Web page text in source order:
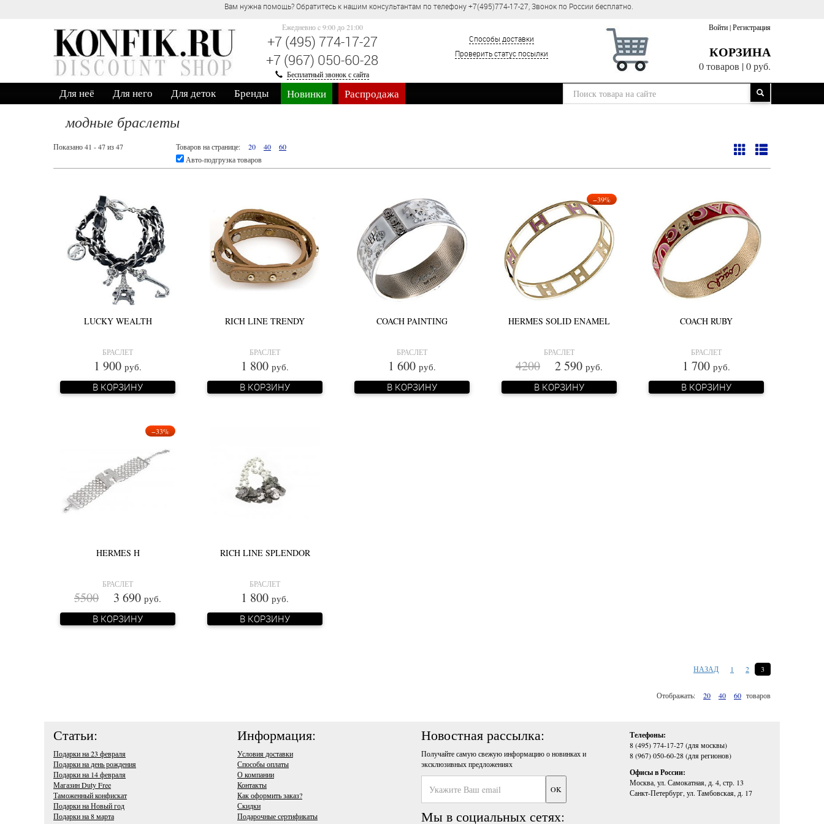
Вам нужна помощь? Обратитесь к нашим консультантам по телефону +7(495)774-17-27, Звонок по России бесплатно.
Ежедневно c 9:00 до 21:00
+7 (495) 774-17-27
+7 (967) 050-60-28
Бесплатный звонок с сайта
Способы доставки
Проверить статус посылки
Войти|Регистрация
КОРЗИНА
0 товаров |0 руб.
Для неё Для него Для деток Бренды Новинки Распродажа
модные браслеты
Показано 41 - 47 из 47 Товаров на странице: 20 40
60
Авто-подгрузка товаров
LUCKY WEALTH
БРАСЛЕТ
1 900 руб.
В КОРЗИНУ
RICH LINE TRENDY
БРАСЛЕТ
1 800 руб.
В КОРЗИНУ
COACH PAINTING
БРАСЛЕТ
1 600 руб.
В КОРЗИНУ
−39%
HERMES SOLID ENAMEL
БРАСЛЕТ
4200 2 590 руб.
В КОРЗИНУ
COACH RUBY
БРАСЛЕТ
1 700 руб.
В КОРЗИНУ
−33%
HERMES H
БРАСЛЕТ
5500 3 690 руб.
В КОРЗИНУ
RICH LINE SPLENDOR
БРАСЛЕТ
1 800 руб.
В КОРЗИНУ
НАЗАД 1 2 3
Отображать: 20 40 60 товаров
Статьи:
Подарки на 23 февраля
Подарки на день рождения
Подарки на 14 февраля
Магазин Duty Free
Таможенный конфискат
Подарки на Новый год
Подарки на 8 марта
Информация:
Условия доставки
Способы оплаты
О компании
Контакты
Как оформить заказ?
Скидки
Подарочные сертификаты
Новостная рассылка:
Получайте самую свежую информацию о новинках и
эксклюзивных предложениях
Мы в социальных сетях:
Телефоны:
8 (495) 774-17-27 (для москвы)
8 (967) 050-60-28 (для регионов)
Офисы в России:
Москва, ул. Самокатная, д. 4, стр. 13
Санкт-Петербург, ул. Тамбовская, д. 17